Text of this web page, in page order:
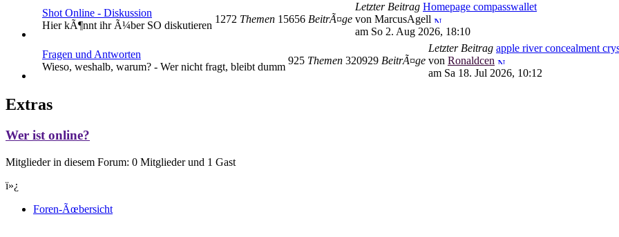
Shot Online - Diskussion
Hier kÃ¶nnt ihr Ã¼ber SO diskutieren
1272 Themen 15656 BeitrÃ¤ge
Letzter Beitrag Homepage compasswallet
von MarcusAgell
am So 2. Aug 2026, 18:10
Fragen und Antworten
Wieso, weshalb, warum? - Wer nicht fragt, bleibt dumm
925 Themen 320929 BeitrÃ¤ge
Letzter Beitrag apple river concealment
von Ronaldcen
am Sa 18. Jul 2026, 10:12
Extras
Wer ist online?
Mitglieder in diesem Forum: 0 Mitglieder und 1 Gast
ï»¿
Foren-Ãœbersicht